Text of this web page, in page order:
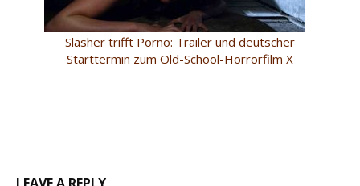
Slasher trifft Porno: Trailer und deutscher
Starttermin zum Old-School-Horrorfilm X
LEAVE A REPLY